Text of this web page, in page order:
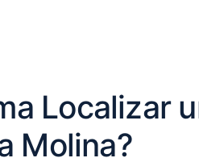
Localizar
Molina?